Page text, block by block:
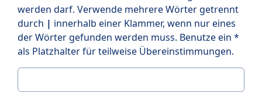
werden darf. Verwende mehrere Wörter getrennt
durch | innerhalb einer Klammer, wenn nur eines
der Wörter gefunden werden muss. Benutze ein *
als Platzhalter für teilweise Übereinstimmungen.